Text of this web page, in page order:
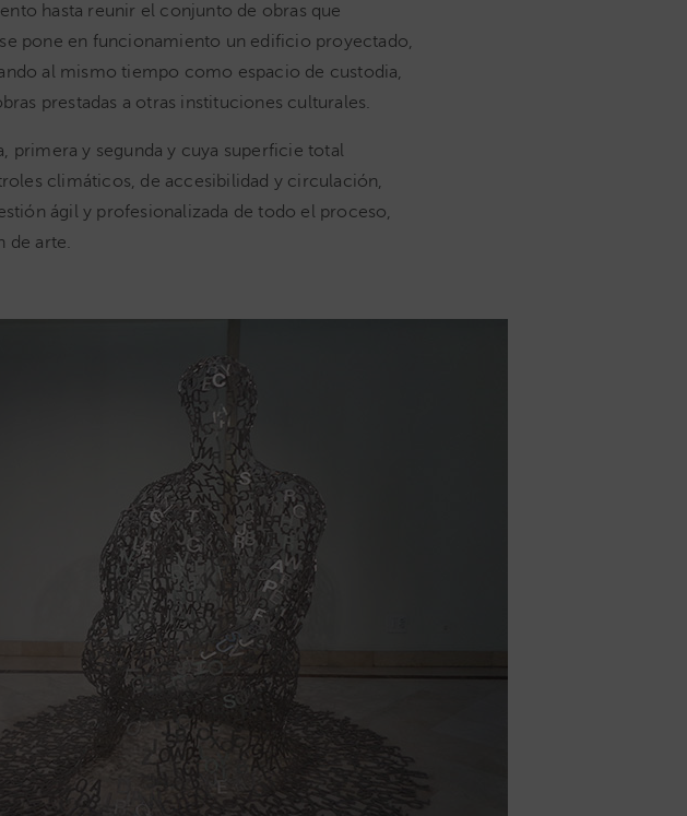
hasta reunir el conjunto de obras que
pone en funcionamiento un edificio proyectado,
al mismo tiempo como espacio de custodia,
prestadas a otras instituciones culturales.
primera y segunda y cuya superficie total
climáticos, de accesibilidad y circulación,
ágil y profesionalizada de todo el proceso,
de arte.